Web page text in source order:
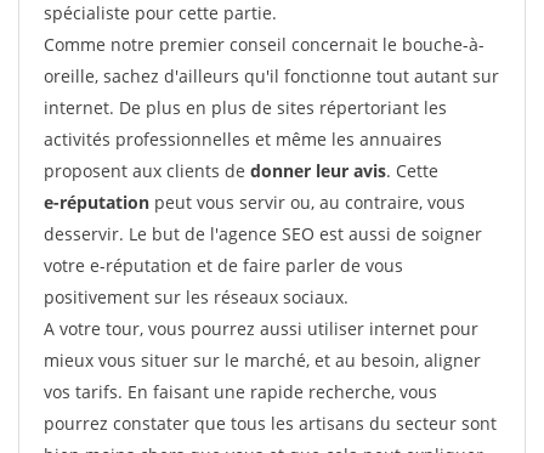
spécialiste pour cette partie.
Comme notre premier conseil concernait le bouche-à-
oreille, sachez d'ailleurs qu'il fonctionne tout autant sur
internet. De plus en plus de sites répertoriant les
activités professionnelles et même les annuaires
proposent aux clients de donner leur avis. Cette
e-réputation peut vous servir ou, au contraire, vous
desservir. Le but de l'agence SEO est aussi de soigner
votre e-réputation et de faire parler de vous
positivement sur les réseaux sociaux.
A votre tour, vous pourrez aussi utiliser internet pour
mieux vous situer sur le marché, et au besoin, aligner
vos tarifs. En faisant une rapide recherche, vous
pourrez constater que tous les artisans du secteur sont